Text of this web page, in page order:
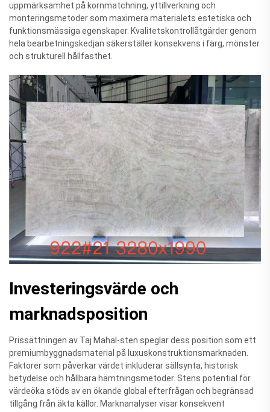
uppmärksamhet på kornmatchning, yttillverkning och
monteringsmetoder som maximera materialets estetiska och
funktionsmässiga egenskaper. Kvalitetskontrollåtgärder genom
hela bearbetningskedjan säkerställer konsekvens i färg, mönster
och strukturell hållfasthet.
Investeringsvärde och
marknadsposition
Prissättningen av Taj Mahal-sten speglar dess position som ett
premiumbyggnadsmaterial på luxuskonstruktionsmarknaden.
Faktorer som påverkar värdet inkluderar sällsynta, historisk
betydelse och hållbara hämtningsmetoder. Stens potential för
värdeöka stöds av en ökande global efterfrågan och begränsad
tillgång från äkta källor. Marknanalyser visar konsekvent